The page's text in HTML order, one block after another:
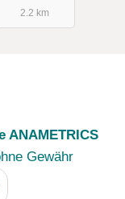
2.2 km
ANAMETRICS
Gewähr